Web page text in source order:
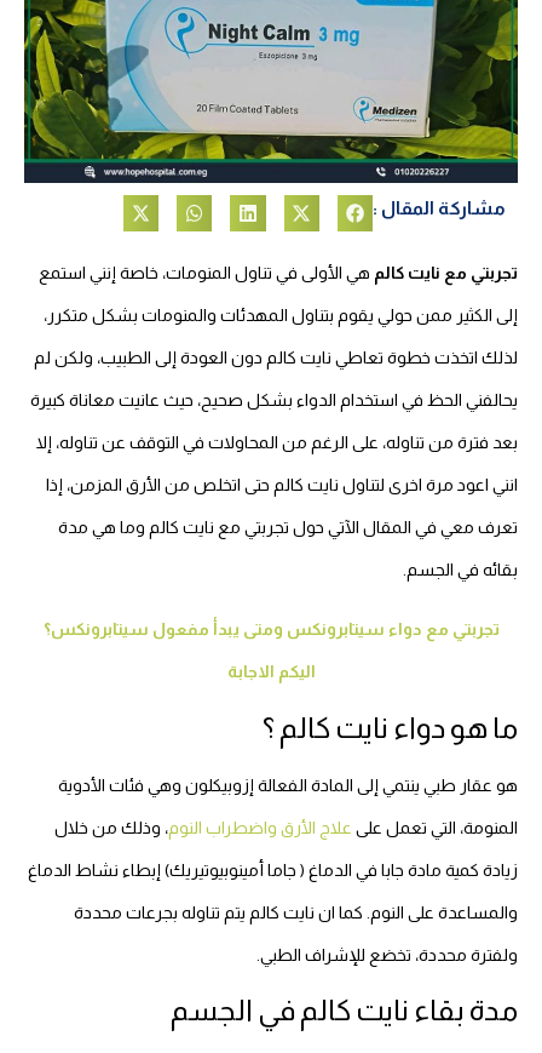
مشاركة المقال :
تجربتي مع نايت كالم هي الأولى في تناول المنومات، خاصة إنني استمع
إلى الكثير ممن حولي يقوم بتناول المهدئات والمنومات بشكل متكرر،
لذلك اتخذت خطوة تعاطي نايت كالم دون العودة إلى الطبيب، ولكن لم
يحالفني الحظ في استخدام الدواء بشكل صحيح، حيث عانيت معاناة كبيرة
بعد فترة من تناوله، على الرغم من المحاولات في التوقف عن تناوله، إلا
انني اعود مرة اخرى لتناول نايت كالم حتى اتخلص من الأرق المزمن، إذا
تعرف معي في المقال الآتي حول تجربتي مع نايت كالم وما هي مدة
بقائه في الجسم.
تجربتي مع دواء سيتابرونكس ومتى يبدأ مفعول سيتابرونكس؟
اليكم الاجابة
ما هو دواء نايت كالم ؟
هو عقار طبي ينتمي إلى المادة الفعالة إزوبيكلون وهي فئات الأدوية
المنومة، التي تعمل على علاج الأرق واضطراب النوم، وذلك من خلال
زيادة كمية مادة جابا في الدماغ ( جاما أمينوبيوتيريك) إبطاء نشاط الدماغ
والمساعدة على النوم. كما ان نايت كالم يتم تناوله بجرعات محددة
ولفترة محددة، تخضع للإشراف الطبي.
مدة بقاء نايت كالم في الجسم